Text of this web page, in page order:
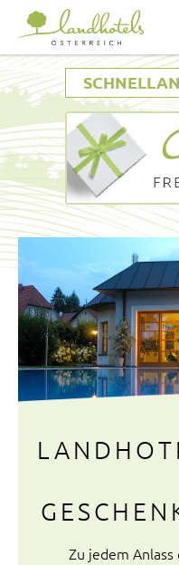
Zu jedem Anlass